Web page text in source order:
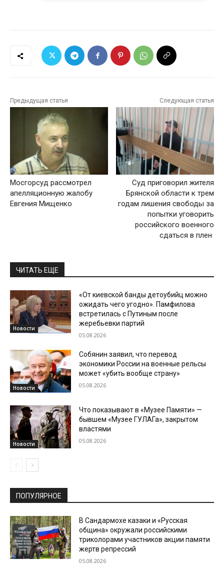
Предыдущая статья
Мосгорсуд рассмотрел
апелляционную жалобу
Евгения Мищенко
Следующая статья
Суд приговорил жителя
Брянской области к трем
годам лишения свободы за
попытки уговорить
российского военного
сдаться в плен
ЧИТАТЬ ЕЩЕ
Новости
«От киевской банды детоубийц можно
ожидать чего угодно». Памфилова
встретилась с Путиным после
жеребьевки партий
05.08.2026
Новости
Собянин заявил, что перевод
экономики России на военные рельсы
может «убить вообще страну»
05.08.2026
Новости
Что показывают в «Музее Памяти» —
бывшем «Музее ГУЛАГа», закрытом
властями
05.08.2026
ПОПУЛЯРНОЕ
В Сандармохе казаки и «Русская
община» окружали российскими
триколорами участников акции памяти
жертв репрессий
05.08.2026